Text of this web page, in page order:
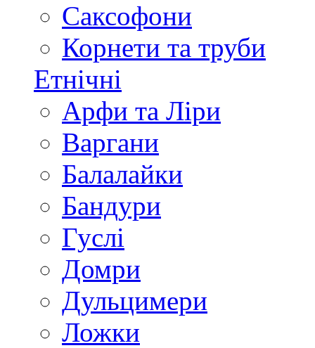
Саксофони
Корнети та труби
Етнічні
Арфи та Ліри
Варгани
Балалайки
Бандури
Гуслі
Домри
Дульцимери
Ложки